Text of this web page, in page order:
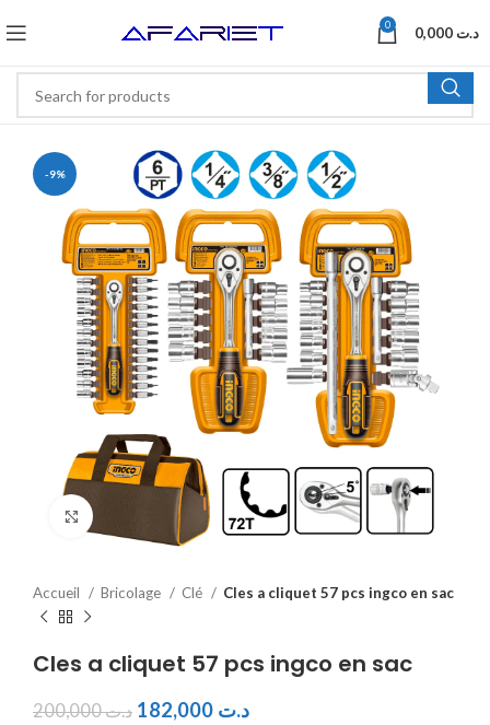
0 د.ت
-9%
Click to enlarge
Accueil Bricolage Clé Cles a cliquet 57 pcs ingco en sac
Cles a cliquet 57 pcs ingco en sac
د.ت200,000 د.ت